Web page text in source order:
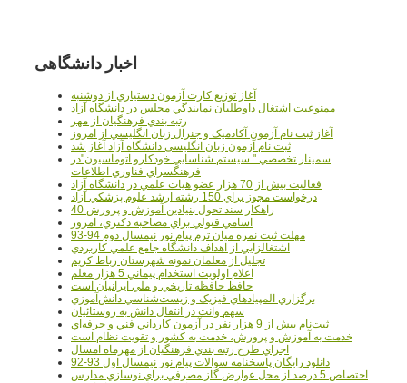
اخبار دانشگاهی
آغاز توزيع کارت آزمون دستياري از دوشنبه
ممنوعيت اشتغال داوطلبان نمايندگي مجلس در دانشگاه آزاد
رتبه بندي فرهنگيان از مهر
آغاز ثبت نام آزمون آکادميک و جنرال زبان انگليسي از امروز
ثبت نام آزمون زبان انگليسي دانشگاه آزاد آغاز شد
سمينار تخصصي " سيستم شناسايي خودکارو اتوماسيون"در
فرهنگسراي فناوري اطلاعات
فعاليت بيش از 70 هزار عضو هيات علمي در دانشگاه آزاد
درخواست مجوز براي 150 رشته ارشد علوم پزشکي آزاد
40 راهکار سند تحول بنيادين آموزش و پرورش
اسامي قبولي براي مصاحبه دکتري، امروز
مهلت ثبت نمره میان ترم پیام نور نیمسال دوم 94-93
اشتغالزايي از اهداف دانشگاه جامع علمي کاربردي
تجليل از معلمان نمونه شهرستان رباط کريم
اعلام اولويت استخدام پيماني 5 هزار معلم
حافظ حافظه تاريخي و ملي ايرانيان است
برگزاري المپيادهاي فيزيک و زيست‌شناسي دانش‌آموزي
سهم وانت در انتقال دانش به روستائيان
ثبت‌نام بيش از 9 هزار نفر در آزمون کارداني فني و حرفه‌اي
خدمت به آموزش و پرورش، خدمت به کشور و تقويت نظام است
اجراي طرح رتبه بندي فرهنگيان از مهرماه امسال
دانلود رایگان پاسخنامه سوالات پیام نور نیمسال اول 93-92
اختصاص 5 درصد از محل عوارض گاز مصرفي براي نوسازي مدارس